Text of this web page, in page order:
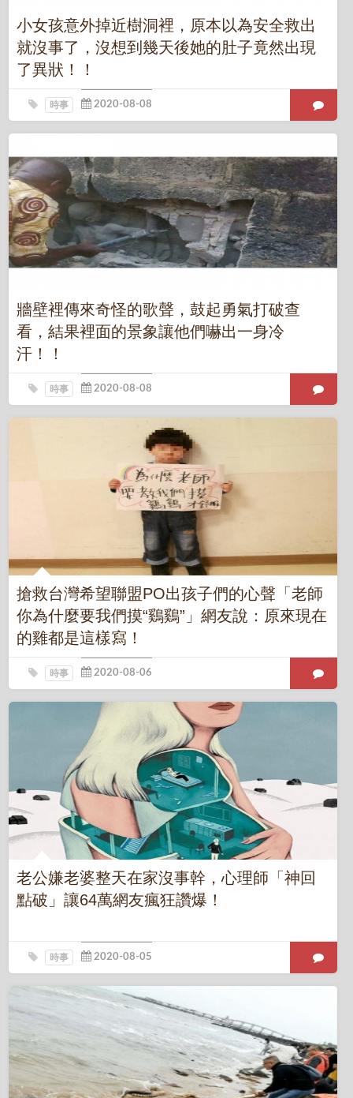
小女孩意外掉近樹洞裡，原本以為安全救出
就沒事了，沒想到幾天後她的肚子竟然出現
了異狀！！
時事
牆壁裡傳來奇怪的歌聲，鼓起勇氣打破查
看，結果裡面的景象讓他們嚇出一身冷
汗！！
時事
搶救台灣希望聯盟PO出孩子們的心聲「老師
你為什麼要我們摸“鷄鷄”」網友說：原來現在
的雞都是這樣寫！
時事
老公嫌老婆整天在家沒事幹，心理師「神回
點破」讓64萬網友瘋狂讚爆！
時事